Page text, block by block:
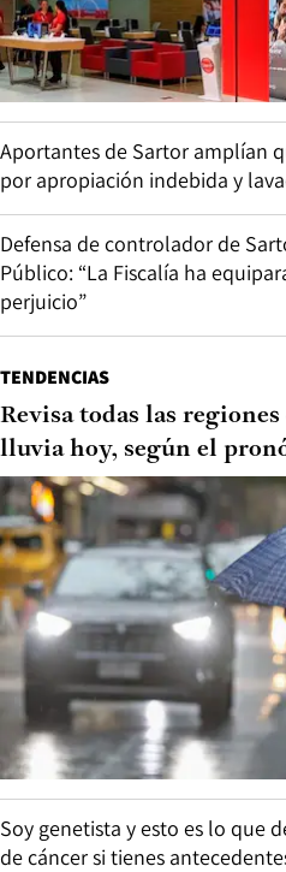
Aportantes de Sartor amplían
por apropiación indebida y
Defensa de controlador de
Público: “La Fiscalía ha
perjuicio”
TENDENCIAS
Revisa todas las
lluvia hoy, según el
Soy genetista y esto es lo que
de cáncer si tienes